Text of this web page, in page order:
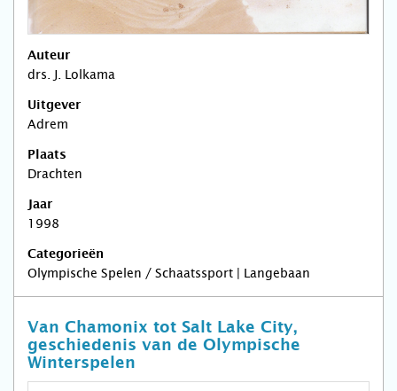
Auteur
drs. J. Lolkama
Uitgever
Adrem
Plaats
Drachten
Jaar
1998
Categorieën
Olympische Spelen / Schaatssport | Langebaan
Van Chamonix tot Salt Lake City,
geschiedenis van de Olympische
Winterspelen